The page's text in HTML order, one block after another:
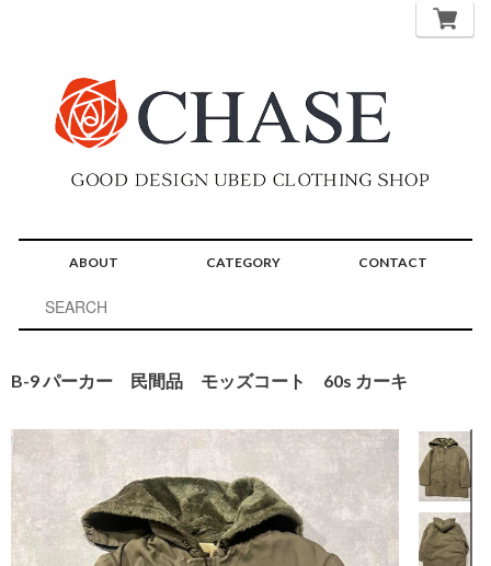
ABOUT CATEGORY CONTACT
B-9 パーカー 民間品 モッズコート 60s カーキ